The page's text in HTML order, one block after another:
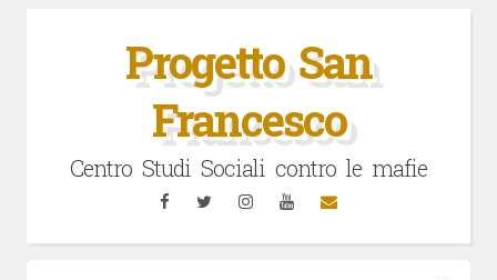
Progetto San
Francesco
Centro Studi Sociali contro le mafie
FacebookTwitterInstagramYouTubeEmail